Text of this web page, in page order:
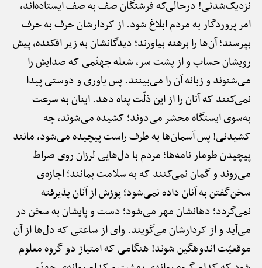
نزدیک‌شدنی! درحالی‌که فرشتگان صف به صف ایستاده‌اند،
امر پروردگار به مردم ابلاغ شود. از کردارشان حرف به حرف
بپرسند؛ آن‌ها را برهنه بیاورند؛ دیدگانشان به زیر افکنده، پیش
رویشان حساب و از پشت سر، شعله جهنّمی که صدایش را
می‌شنوند و زبانه آن را می‌بینند. پس یاوری و دوستی پیدا
نمی‌کنند که آنان را از این ذلّت پناه دهد. اینان به سرعت
به‌سوی ایستگاه محشر می‌دوند؛ کشیده می‌شوند، چه
کشیدنی! پس آسمان‌ها به طرف راست پیچیده می‌شود، مانند
پیچیدن طومار نامه‌ها؛ مردم با دل‌هایی لرزان روی صراط
می‌روند و گمان نمی‌کنند که به سلامت بمانند؛ اجازه‌ی
سخن‌گفتن به آنان داده نمی‌شود؛ پوزش از آنان پذیرفته
نمی‌گردد؛ دهانشان مهر می‌شود؛ دست و پایشان به سخن در
می‌آید و از کردارشان می‌گویند. وای از ساعتی که دل‌ها از آن
موقعیّت اندوهگین شوند! هنگامی که امتیاز دو گروه معلوم